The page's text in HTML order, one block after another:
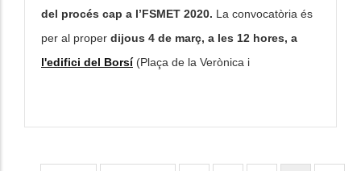
del procés cap a l’FSMET 2020. La convocatòria és
per al proper dijous 4 de març, a les 12 hores, a
l'edifici del Borsí (Plaça de la Verònica i